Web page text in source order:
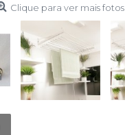
Clique para ver mais fotos